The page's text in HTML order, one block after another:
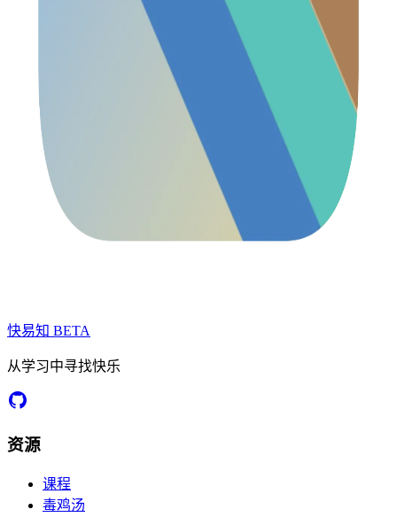
快易知 BETA
从学习中寻找快乐
资源
课程
毒鸡汤